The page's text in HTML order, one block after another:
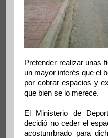
Pretender realizar unas
un mayor interés que el
por cobrar espacios y
que bien se lo merece.
El Ministerio de
decidió no ceder el
acostumbrado para